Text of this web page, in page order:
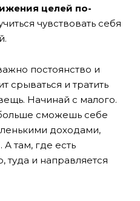
целей по-
чувствовать себя
постоянство и
срываться и тратить
Начинай с малого.
сможешь себе
доходами,
. А там, где есть
и направляется